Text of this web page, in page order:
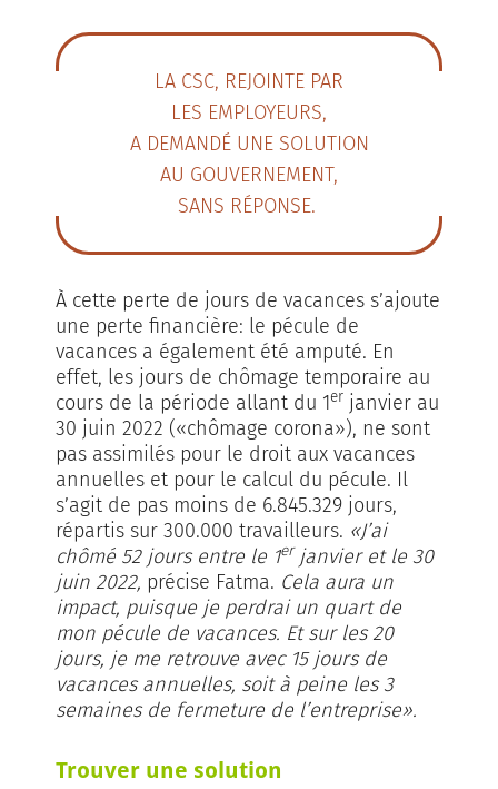
LA CSC, REJOINTE PAR
LES EMPLOYEURS,
A DEMANDÉ UNE SOLUTION
AU GOUVERNEMENT,
SANS RÉPONSE.
À cette perte de jours de vacances s’ajoute
une perte financière: le pécule de
vacances a également été amputé. En
effet, les jours de chômage temporaire au
cours de la période allant du 1er janvier au
30 juin 2022 («chômage corona»), ne sont
pas assimilés pour le droit aux vacances
annuelles et pour le calcul du pécule. Il
s’agit de pas moins de 6.845.329 jours,
répartis sur 300.000 travailleurs. «J’ai
chômé 52 jours entre le 1erjanvier et le 30
juin 2022, précise Fatma. Cela aura un
impact, puisque je perdrai un quart de
mon pécule de vacances. Et sur les 20
jours, je me retrouve avec 15 jours de
vacances annuelles, soit à peine les 3
semaines de fermeture de l’entreprise».
Trouver une solution